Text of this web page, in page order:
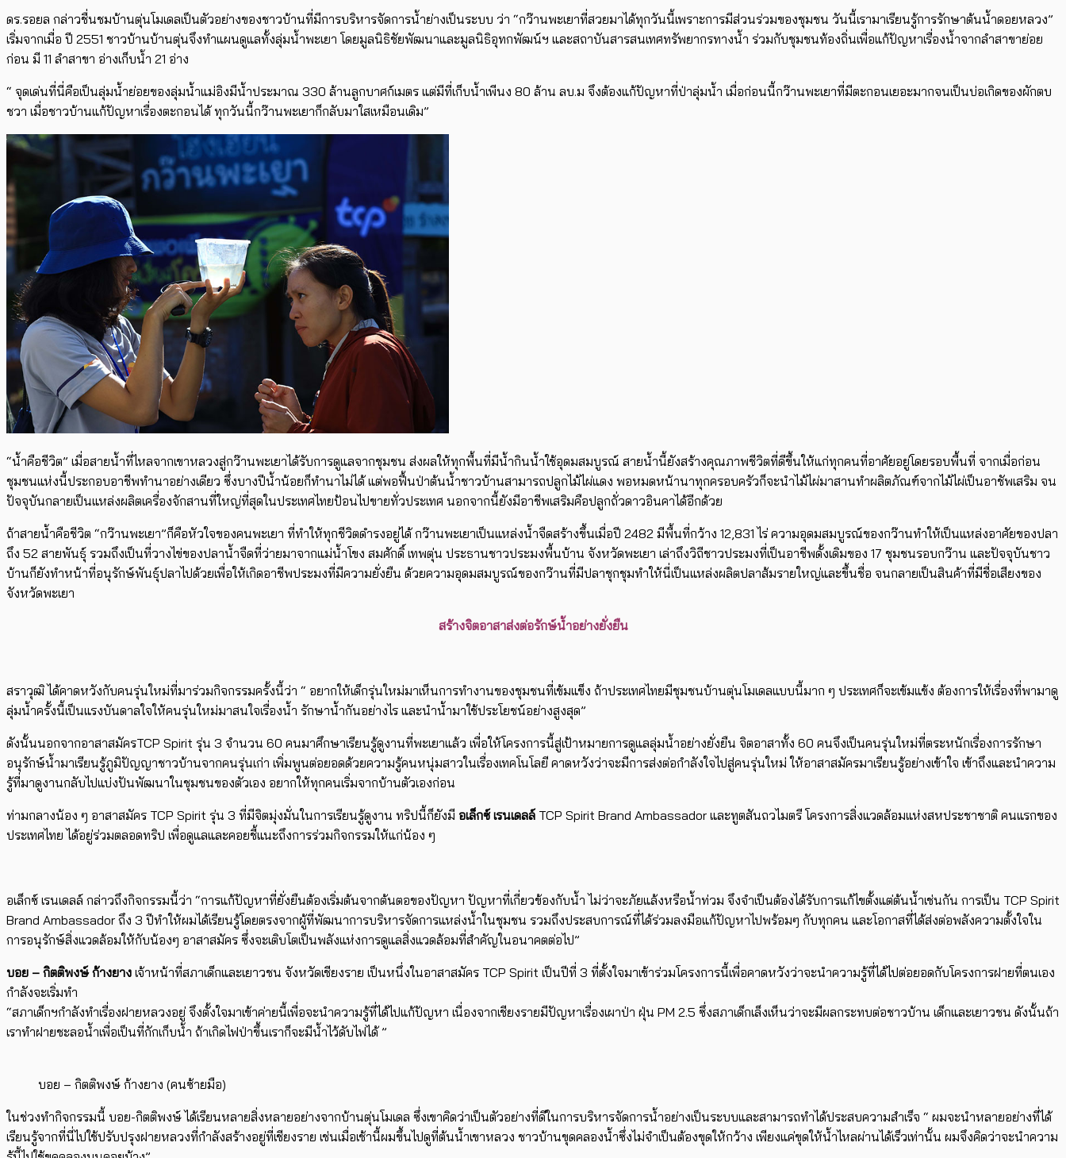
ดร.รอยล กล่าวชื่นชมบ้านตุ่นโมเดลเป็นตัวอย่างของชาวบ้านที่มีการบริหารจัดการน้ำย่างเป็นระบบ ว่า “กว๊านพะเยาที่สวยมาได้ทุกวันนี้เพราะการมีส่วนร่วมของชุมชน วันนี้เรามาเรียนรู้การรักษาต้นน้ำดอยหลวง”
เริ่มจากเมื่อ ปี 2551 ชาวบ้านบ้านตุ่นจึงทำแผนดูแลทั้งลุ่มน้ำพะเยา โดยมูลนิธิชัยพัฒนาและมูลนิธิอุทกพัฒน์ฯ และสถาบันสารสนเทศทรัพยากรทางน้ำ ร่วมกับชุมชนท้องถิ่นเพื่อแก้ปัญหาเรื่องน้ำจากลำสาขาย่อย
ก่อน มี 11 ลำสาขา อ่างเก็บน้ำ 21 อ่าง
“ จุดเด่นที่นี่คือเป็นลุ่มน้ำย่อยของลุ่มน้ำแม่อิงมีน้ำประมาณ 330 ล้านลูกบาศก์เมตร แต่มีที่เก็บน้ำเพีนง 80 ล้าน ลบ.ม จึงต้องแก้ปัญหาที่ป่าลุ่มน้ำ เมื่อก่อนนี้กว๊านพะเยาที่มีตะกอนเยอะมากจนเป็นบ่อเกิดของผักตบ
ชวา เมื่อชาวบ้านแก้ปัญหาเรื่องตะกอนได้ ทุกวันนี้กว๊านพะเยาก็กลับมาใสเหมือนเดิม”
“น้ำคือชีวิต” เมื่อสายน้ำที่ไหลจากเขาหลวงสู่กว๊านพะเยาได้รับการดูแลจากชุมชน ส่งผลให้ทุกพื้นที่มีน้ำกินน้ำใช้อุดมสมบูรณ์ สายน้ำนี้ยังสร้างคุณภาพชีวิตที่ดีขึ้นให้แก่ทุกคนที่อาศัยอยู่โดยรอบพื้นที่ จากเมื่อก่อน
ชุมชนแห่งนี้ประกอบอาชีพทำนาอย่างเดียว ซึ่งบางปีน้ำน้อยก็ทำนาไม่ได้ แต่พอฟื้นป่าต้นน้ำชาวบ้านสามารถปลูกไม้ไผ่แดง พอหมดหน้านาทุกครอบครัวก็จะนำไม้ไผ่มาสานทำผลิตภัณฑ์จากไม้ไผ่เป็นอาชัพเสริม จน
ปัจจุบันกลายเป็นแหล่งผลิตเครื่องจักสานที่ใหญ่ที่สุดในประเทศไทยป้อนไปขายทั่วประเทศ นอกจากนี้ยังมีอาชีพเสริมคือปลูกถั่วดาวอินคาได้อีกด้วย
ถ้าสายน้ำคือชีวิต “กว๊านพะเยา”ก็คือหัวใจของคนพะเยา ที่ทำให้ทุกชีวิตดำรงอยู่ได้ กว๊านพะเยาเป็นแหล่งน้ำจืดสร้างขึ้นเมื่อปี 2482 มีพื้นที่กว้าง 12,831 ไร่ ความอุดมสมบูรณ์ของกว๊านทำให้เป็นแหล่งอาศัยของปลา
ถึง 52 สายพันธุ์ รวมถึงเป็นที่วางไข่ของปลาน้ำจืดที่ว่ายมาจากแม่น้ำโขง สมศักดิ์ เทพตุ่น ประธานชาวประมงพื้นบ้าน จังหวัดพะเยา เล่าถึงวิถีชาวประมงที่เป็นอาชีพดั้งเดิมของ 17 ชุมชนรอบกว๊าน และปัจจุบันชาว
บ้านก็ยังทำหน้าที่อนุรักษ์พันธุ์ปลาไปด้วยเพื่อให้เกิดอาชีพประมงที่มีความยั่งยืน ด้วยความอุดมสมบูรณ์ของกว๊านที่มีปลาชุกชุมทำให้นี่เป็นแหล่งผลิตปลาส้มรายใหญ่และขึ้นชื่อ จนกลายเป็นสินค้าที่มีชื่อเสียงของ
จังหวัดพะเยา
สร้างจิตอาสาส่งต่อรักษ์น้ำอย่างยั่งยืน
สราวุฒิ ได้คาดหวังกับคนรุ่นใหม่ที่มาร่วมกิจกรรมครั้งนี้ว่า “ อยากให้เด็กรุ่นใหม่มาเห็นการทำงานของชุมชนที่เข้มแข็ง ถ้าประเทศไทยมีชุมชนบ้านตุ่นโมเดลแบบนี้มาก ๆ ประเทศก็จะเข้มแข้ง ต้องการให้เรื่องที่พามาดู
ลุ่มน้ำครั้งนี้เป็นแรงบันดาลใจให้คนรุ่นใหม่มาสนใจเรื่องน้ำ รักษาน้ำกันอย่างไร และนำน้ำมาใช้ประโยชน์อย่างสูงสุด”
ดังนั้นนอกจากอาสาสมัครTCP Spirit รุ่น 3 จำนวน 60 คนมาศึกษาเรียนรู้ดูงานที่พะเยาแล้ว เพื่อให้โครงการนี้สู่เป้าหมายการดูแลลุ่มน้ำอย่างยั่งยืน จิตอาสาทั้ง 60 คนจึงเป็นคนรุ่นใหม่ที่ตระหนักเรื่องการรักษา
อนุรักษ์น้ำมาเรียนรู้ภูมิปัญญาชาวบ้านจากคนรุ่นเก่า เพิ่มพูนต่อยอดด้วยความรู้คนหนุ่มสาวในเรื่องเทคโนโลยี คาดหวังว่าจะมีการส่งต่อกำลังใจไปสู่คนรุ่นใหม่ ให้อาสาสมัครมาเรียนรู้อย่างเข้าใจ เข้าถึงและนำความ
รู้ที่มาดูงานกลับไปแบ่งปันพัฒนาในชุมชนของตัวเอง อยากให้ทุกคนเริ่มจากบ้านตัวเองก่อน
ท่ามกลางน้อง ๆ อาสาสมัคร TCP Spirit รุ่น 3 ที่มีจิตมุ่งมั่นในการเรียนรู้ดูงาน ทริปนี้ก็ยังมี อเล็กซ์ เรนเดลล์ TCP Spirit Brand Ambassador และทูตสันถวไมตรี โครงการสิ่งแวดล้อมแห่งสหประชาชาติ คนแรกของ
ประเทศไทย ได้อยู่ร่วมตลอดทริป เพื่อดูแลและคอยชี้แนะถึงการร่วมกิจกรรมให้แก่น้อง ๆ
อเล็กซ์ เรนเดลล์ กล่าวถึงกิจกรรมนี้ว่า “การแก้ปัญหาที่ยั่งยืนต้องเริ่มต้นจากต้นตอของปัญหา ปัญหาที่เกี่ยวข้องกับน้ำ ไม่ว่าจะภัยแล้งหรือน้ำท่วม จึงจำเป็นต้องได้รับการแก้ไขตั้งแต่ต้นน้ำเช่นกัน การเป็น TCP Spirit
Brand Ambassador ถึง 3 ปีทำให้ผมได้เรียนรู้โดยตรงจากผู้ที่พัฒนาการบริหารจัดการแหล่งน้ำในชุมชน รวมถึงประสบการณ์ที่ได้ร่วมลงมือแก้ปัญหาไปพร้อมๆ กับทุกคน และโอกาสที่ได้ส่งต่อพลังความตั้งใจใน
การอนุรักษ์สิ่งแวดล้อมให้กับน้องๆ อาสาสมัคร ซึ่งจะเติบโตเป็นพลังแห่งการดูแลสิ่งแวดล้อมที่สำคัญในอนาคตต่อไป”
บอย – กิตติพงษ์ ก้างยาง เจ้าหน้าที่สภาเด็กและเยาวชน จังหวัดเชียงราย เป็นหนึ่งในอาสาสมัคร TCP Spirit เป็นปีที่ 3 ที่ตั้งใจมาเข้าร่วมโครงการนี้เพื่อคาดหวังว่าจะนำความรู้ที่ได้ไปต่อยอดกับโครงการฝายที่ตนเอง
กำลังจะเริ่มทำ
“สภาเด็กฯกำลังทำเรื่องฝายหลวงอยู่ จึงตั้งใจมาเข้าค่ายนี้เพื่อจะนำความรู้ที่ได้ไปแก้ปัญหา เนื่องจากเชียงรายมีปัญหาเรื่องเผาป่า ฝุ่น PM 2.5 ซึ่งสภาเด็กเล็งเห็นว่าจะมีผลกระทบต่อชาวบ้าน เด็กและเยาวชน ดังนั้นถ้า
เราทำฝายชะลอน้ำเพื่อเป็นที่กักเก็บน้ำ ถ้าเกิดไฟป่าขึ้นเราก็จะมีน้ำไว้ดับไฟได้ ”
บอย – กิตติพงษ์ ก้างยาง (คนซ้ายมือ)
ในช่วงทำกิจกรรมนี้ บอย-กิตติพงษ์ ได้เรียนหลายสิ่งหลายอย่างจากบ้านตุ่นโมเดล ซึ่งเขาคิดว่าเป็นตัวอย่างที่ดีในการบริหารจัดการน้ำอย่างเป็นระบบและสามารถทำได้ประสบความสำเร็จ “ ผมจะนำหลายอย่างที่ได้
เรียนรู้จากที่นี่ไปใช้ปรับปรุงฝายหลวงที่กำลังสร้างอยู่ที่เชียงราย เช่นเมื่อเช้านี้ผมขึ้นไปดูที่ต้นน้ำเขาหลวง ชาวบ้านขุดคลองน้ำซึ่งไม่จำเป็นต้องขุดให้กว้าง เพียงแค่ขุดให้น้ำไหลผ่านได้เร็วเท่านั้น ผมจึงคิดว่าจะนำความ